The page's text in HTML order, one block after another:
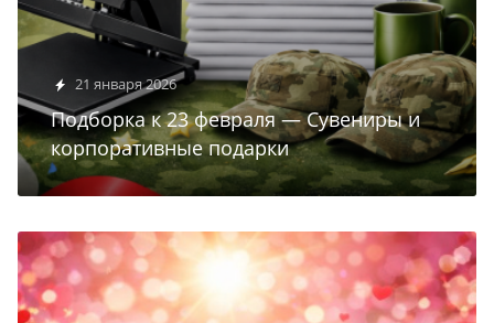
21 января 2026
Подборка к 23 февраля — Сувениры и
корпоративные подарки